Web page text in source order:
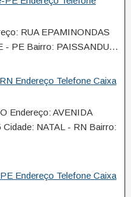
RUA EPAMINONDAS
- PE Bairro: PAISSANDU…
Endereço Telefone Caixa
Endereço: AVENIDA
NATAL - RN Bairro:
Endereço Telefone Caixa